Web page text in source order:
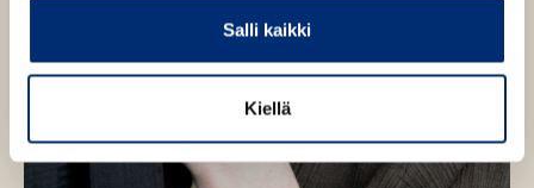
Salli kaikki
Kiellä